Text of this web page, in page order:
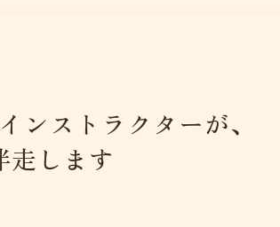
ストラクターが、
走します